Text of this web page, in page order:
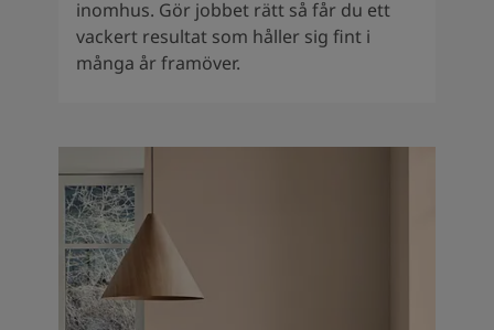
inomhus. Gör jobbet rätt så får du ett
vackert resultat som håller sig fint i
många år framöver.